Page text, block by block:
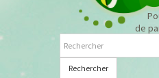
de
Rechercher